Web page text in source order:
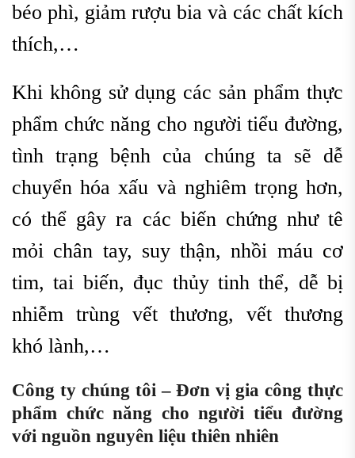
béo phì, giảm rượu bia và các chất kích
thích,…
Khi không sử dụng các sản phẩm thực
phẩm chức năng cho người tiểu đường,
tình trạng bệnh của chúng ta sẽ dễ
chuyển hóa xấu và nghiêm trọng hơn,
có thể gây ra các biến chứng như tê
mỏi chân tay, suy thận, nhồi máu cơ
tim, tai biến, đục thủy tinh thể, dễ bị
nhiễm trùng vết thương, vết thương
khó lành,…
Công ty chúng tôi – Đơn vị gia công thực
phẩm chức năng cho người tiểu đường
với nguồn nguyên liệu thiên nhiên